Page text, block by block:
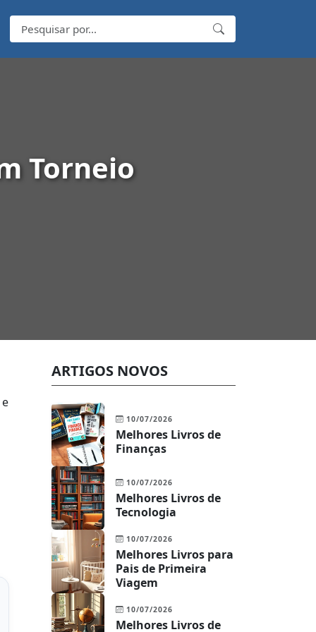
Torneio
ARTIGOS NOVOS
10/07/2026
Melhores Livros de
Finanças
10/07/2026
Melhores Livros de
Tecnologia
10/07/2026
Melhores Livros para
Pais de Primeira
Viagem
10/07/2026
Melhores Livros de